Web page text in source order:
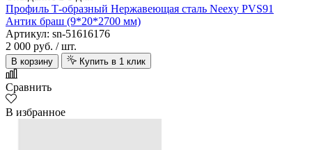
Профиль Т-образный Нержавеющая сталь Neexy PVS91
Антик браш (9*20*2700 мм)
Артикул: sn-51616176
2 000 руб. / шт.
В корзину Купить в 1 клик
Сравнить
В избранное